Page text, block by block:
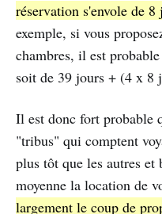
réservation s'envole de
exemple, si vous
chambres, il est
soit de 39 jours + (4 x 8
Il est donc fort probable
"tribus" qui comptent
plus tôt que les autres
moyenne la location de
largement le coup de